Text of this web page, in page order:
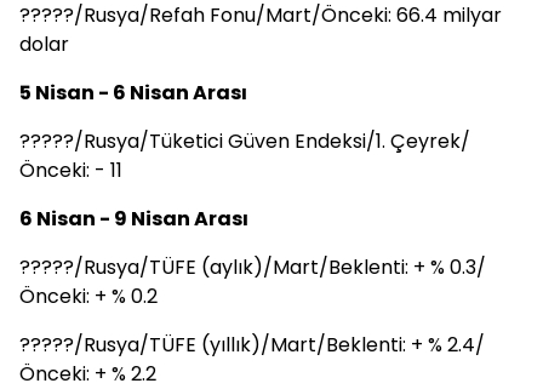
?????/Rusya/Refah Fonu/Mart/Önceki: 66.4 milyar
dolar
5 Nisan - 6 Nisan Arası
?????/Rusya/Tüketici Güven Endeksi/1. Çeyrek/
Önceki: - 11
6 Nisan - 9 Nisan Arası
?????/Rusya/TÜFE (aylık)/Mart/Beklenti: + % 0.3/
Önceki: + % 0.2
?????/Rusya/TÜFE (yıllık)/Mart/Beklenti: + % 2.4/
Önceki: + % 2.2